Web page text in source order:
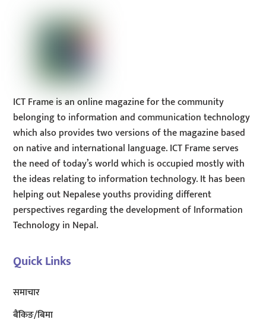
ICT Frame is an online magazine for the community
belonging to information and communication technology
which also provides two versions of the magazine based
on native and international language. ICT Frame serves
the need of today’s world which is occupied mostly with
the ideas relating to information technology. It has been
helping out Nepalese youths providing different
perspectives regarding the development of Information
Technology in Nepal.
Quick Links
समाचार
बैंकिङ/बिमा